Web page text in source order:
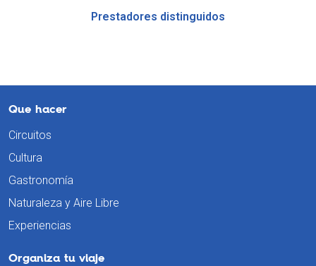
Prestadores distinguidos
Que hacer
Circuitos
Cultura
Gastronomía
Naturaleza y Aire Libre
Experiencias
Organiza tu viaje